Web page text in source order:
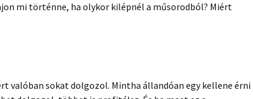
mi történne, ha olykor kilépnél a műsorodból? Miért
valóban sokat dolgozol. Mintha állandóan egy kellene érni